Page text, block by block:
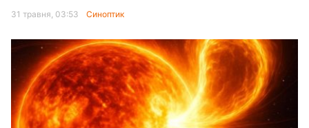
31 травня, 03:53 Синоптик